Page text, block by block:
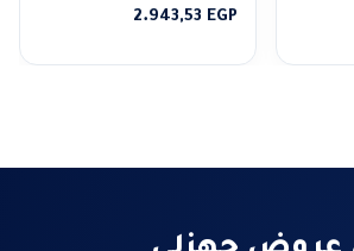
4.29 من 5
2.943,53 EGP